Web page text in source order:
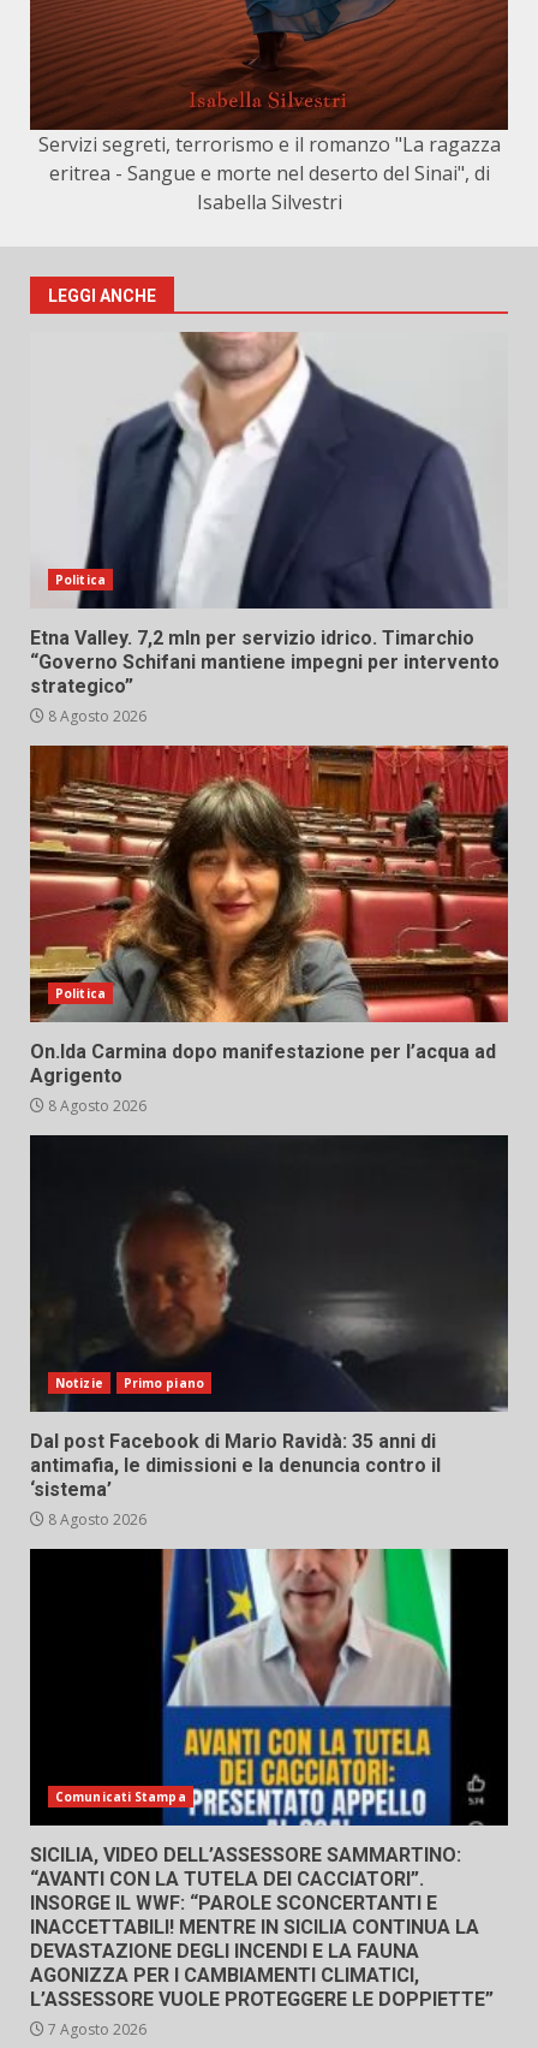
Servizi segreti, terrorismo e il romanzo "La ragazza
eritrea - Sangue e morte nel deserto del Sinai", di
Isabella Silvestri
LEGGI ANCHE
Politica
Etna Valley. 7,2 mln per servizio idrico. Timarchio
“Governo Schifani mantiene impegni per intervento
strategico”
8 Agosto 2026
Politica
On.Ida Carmina dopo manifestazione per l’acqua ad
Agrigento
8 Agosto 2026
Notizie Primo piano
Dal post Facebook di Mario Ravidà: 35 anni di
antimafia, le dimissioni e la denuncia contro il
‘sistema’
8 Agosto 2026
Comunicati Stampa
SICILIA, VIDEO DELL’ASSESSORE SAMMARTINO:
“AVANTI CON LA TUTELA DEI CACCIATORI”.
INSORGE IL WWF: “PAROLE SCONCERTANTI E
INACCETTABILI! MENTRE IN SICILIA CONTINUA LA
DEVASTAZIONE DEGLI INCENDI E LA FAUNA
AGONIZZA PER I CAMBIAMENTI CLIMATICI,
L’ASSESSORE VUOLE PROTEGGERE LE DOPPIETTE”
7 Agosto 2026